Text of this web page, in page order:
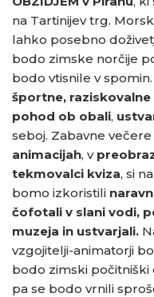
na Tartinijev trg.
lahko posebno
bodo zimske norčije
bodo vtisnile v
športne, raziskovalne
pohod ob obali,
seboj. Zabavne
animacijah, v
tekmovalci kviza, si
bomo izkoristili
čofotali v slani vodi,
muzeja in ustvarjali.
vzgojitelji-animatorji
bodo zimski
pa se bodo vrnili